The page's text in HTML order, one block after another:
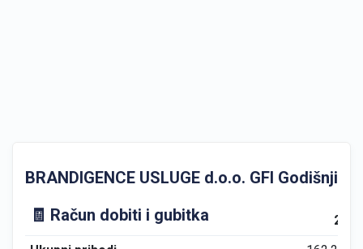
BRANDIGENCE USLUGE d.o.o. GFI Godišnji
🧾 Račun dobiti i gubitka
2024